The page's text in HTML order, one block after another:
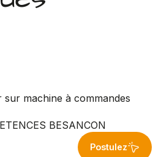
machine à commandes
BESANCON
Postulez